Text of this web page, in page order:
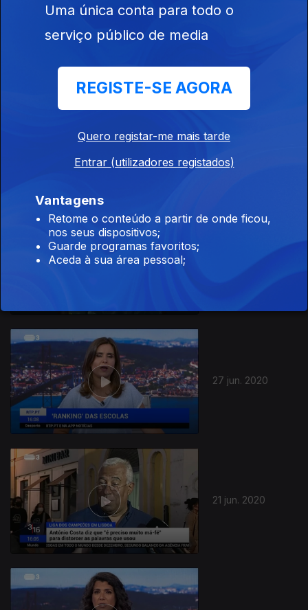
17 jul. 2020
27 jun. 2020
21 jun. 2020
Uma única conta para todo o
serviço público de media
REGISTE-SE AGORA
Quero registar-me mais tarde
Entrar (utilizadores registados)
Vantagens
Retome o conteúdo a partir de onde ficou,
nos seus dispositivos;
Guarde programas favoritos;
Aceda à sua área pessoal;